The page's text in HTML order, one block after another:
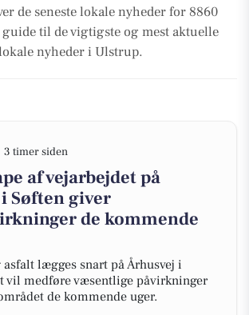
de seneste lokale nyheder for 8860
til de vigtigste og mest aktuelle
nyheder i Ulstrup.
3 timer siden
af vejarbejdet på
Søften giver
de kommende
lægges snart på Århusvej i
vil medføre væsentlige påvirkninger
de kommende uger.